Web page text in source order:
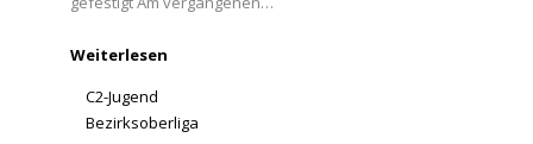
Weiterlesen
C2-Jugend
Bezirksoberliga